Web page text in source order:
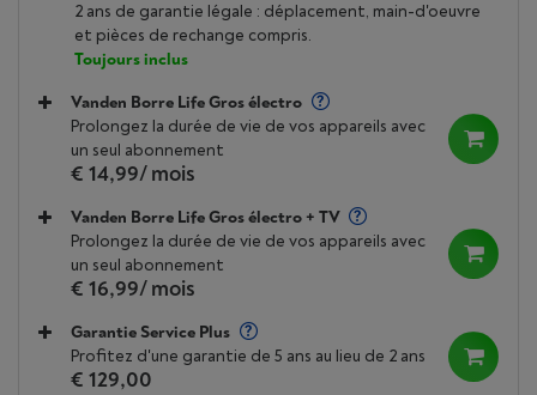
2 ans de garantie légale : déplacement, main-d'oeuvre
et pièces de rechange compris.
Toujours inclus
Vanden Borre Life Gros électro
Prolongez la durée de vie de vos appareils avec
un seul abonnement
€ 14,99/ mois
Vanden Borre Life Gros électro + TV
Prolongez la durée de vie de vos appareils avec
un seul abonnement
€ 16,99/ mois
Garantie Service Plus
Profitez d'une garantie de 5 ans au lieu de 2 ans
€ 129,00